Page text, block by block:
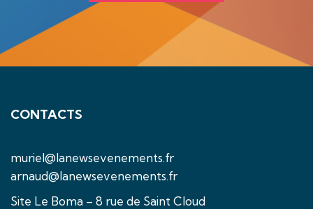
CONTACTS
muriel@lanewsevenements.fr
arnaud@lanewsevenements.fr
Site Le Boma – 8 rue de Saint Cloud